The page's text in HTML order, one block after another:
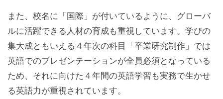
また、校名に「国際」が付いているように、グローバ
ルに活躍できる人材の育成も重視しています。学びの
集大成ともいえる４年次の科目「卒業研究制作」では
英語でのプレゼンテーションが全員必須となっている
ため、それに向けた４年間の英語学習も実務で生かせ
る英語力が重視されています。